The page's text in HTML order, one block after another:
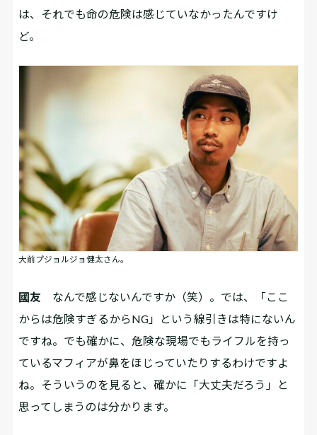
は、それでも命の危険は感じていなかったんですけ
ど。
大前プジョルジョ健太さん。
國友 なんで感じないんですか（笑）。では、「ここ
からは危険すぎるからNG」という線引きは特にないん
ですね。でも確かに、危険な現場でもライフルを持っ
ているマフィアが鼻をほじっていたりするわけですよ
ね。そういうのを見ると、確かに「大丈夫だろう」と
思ってしまうのは分かります。